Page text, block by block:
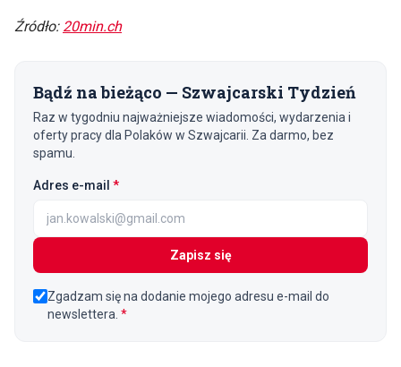
Źródło: 20min.ch
Bądź na bieżąco — Szwajcarski Tydzień
Raz w tygodniu najważniejsze wiadomości, wydarzenia i
oferty pracy dla Polaków w Szwajcarii. Za darmo, bez
spamu.
Adres e-mail *(wymagane)
Zapisz się
Zgadzam się na dodanie mojego adresu e-mail do
newslettera. *